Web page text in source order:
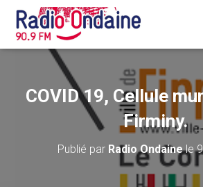
COVID 19, Cellule
Firminy.
Publié par Radio Ondainele